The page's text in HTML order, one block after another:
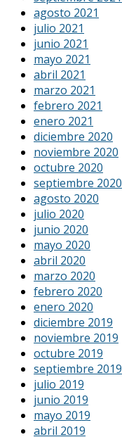
agosto 2021
julio 2021
junio 2021
mayo 2021
abril 2021
marzo 2021
febrero 2021
enero 2021
diciembre 2020
noviembre 2020
octubre 2020
septiembre 2020
agosto 2020
julio 2020
junio 2020
mayo 2020
abril 2020
marzo 2020
febrero 2020
enero 2020
diciembre 2019
noviembre 2019
octubre 2019
septiembre 2019
julio 2019
junio 2019
mayo 2019
abril 2019